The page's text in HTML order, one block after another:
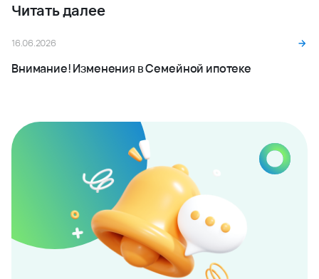
Читать далее
16.06.2026
Внимание! Изменения в Семейной ипотеке